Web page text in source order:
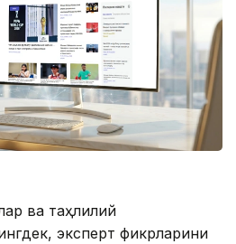
ва таҳлилий
эксперт фикрларини